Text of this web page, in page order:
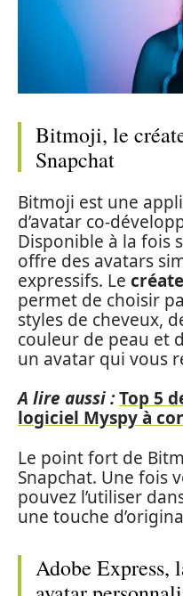
Bitmoji, le
Snapchat
Bitmoji est une
d’avatar co-
Disponible à la fois
offre des avatars
expressifs. Le
permet de choisir
styles de cheveux,
couleur de peau et
un avatar qui vous
A lire aussi :Top 5
logiciel Myspy à
Le point fort de
Snapchat. Une fois
pouvez l’utiliser
une touche
Adobe Express,